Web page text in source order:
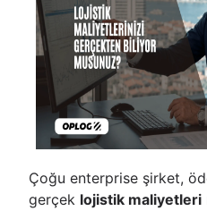
Çoğu enterprise şirket,
gerçek lojistik maliyetleri